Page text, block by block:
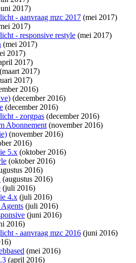
2017)
- aanvraag mzc 2017 (mei 2017)
2017)
- responsive restyle (mei 2017)
(mei 2017)
2017)
2017)
(maart 2017)
2017)
2016)
(december 2016)
(december 2016)
- zorgpas (december 2016)
Abonnement(november 2016)
(november 2016)
2016)
5.x (oktober 2016)
(oktober 2016)
2016)
(augustus 2016)
(juli 2016)
4.x (juli 2016)
(juli 2016)
(juni 2016)
2016)
- aanvraag mzc 2016 (juni 2016)
(mei 2016)
(april 2016)